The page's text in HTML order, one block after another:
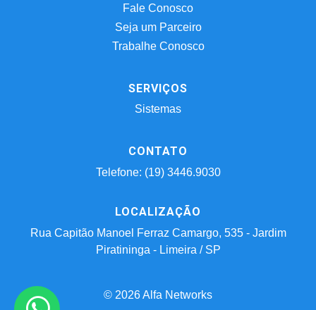
Fale Conosco
Seja um Parceiro
Trabalhe Conosco
SERVIÇOS
Sistemas
CONTATO
Telefone: (19) 3446.9030
LOCALIZAÇÃO
Rua Capitão Manoel Ferraz Camargo, 535 - Jardim
Piratininga - Limeira / SP
© 2026 Alfa Networks